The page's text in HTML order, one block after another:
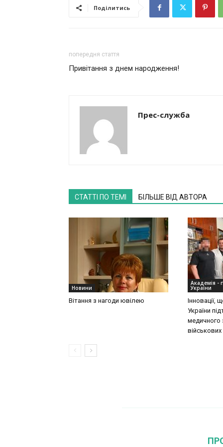
Поділитись
попередня стаття
Привітання з днем народження!
Прес-служба
СТАТТІ ПО ТЕМІ БІЛЬШЕ ВІД АВТОРА
Новини
Вітання з нагоди ювілею
Академія -
України
України
медичного
військових